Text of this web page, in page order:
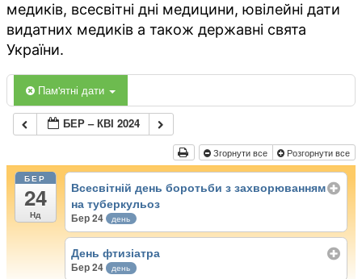
медиків, всесвітні дні медицини, ювілейні дати
видатних медиків а також державні свята
України.
Пам'ятні дати
БЕР – КВІ 2024
Згорнути все Розгорнути все
БЕР
24
Нд
Всесвітній день боротьби з захворюванням
на туберкульоз
Бер 24 день
День фтизіатра
Бер 24 день